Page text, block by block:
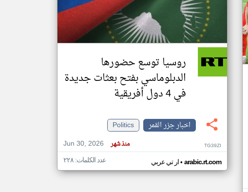
تغيير الدولة
اخبار جزر القمر على مدار الساعة
أهم اخبار جزر القمر العاجلة والمباشرة
روسيا توسع حضورها
الدبلوماسي بفتح بعثات جديدة
في 4 دول أفريقية
اخبار جزر القمر
Politics
Jun 30, 2026
منذ شهر TG39ZI
ار تي عربي• arabic.rt.com عدد الكلمات: ٢٢٨
klyoum.com